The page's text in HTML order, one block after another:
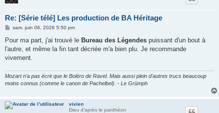
Re: [Série télé] Les production de BA Héritage
M
s
a
g
sam. juin 06, 2026 5:50 pm
Pour ma part, j'ai trouvé le Bureau des Légendes puissant d'un bout à
l'autre, et même la fin tant décriée m'a bien plu. Je recommande
vivement.
Mozart n'a pas écrit que le Boléro de Ravel. Mais aussi plein d'autres trucs beaucoup
moins connus (comme le canon de Pachelbel). - Le Grümph
vivien
Dieu d'après le panthéon